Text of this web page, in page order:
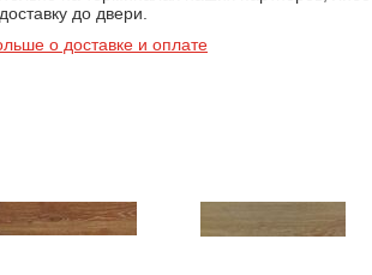
до двери.
о доставке и оплате